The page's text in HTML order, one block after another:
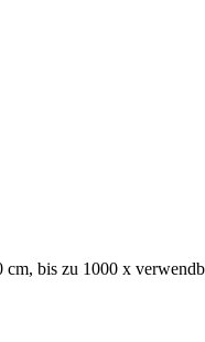
bis zu 1000 x